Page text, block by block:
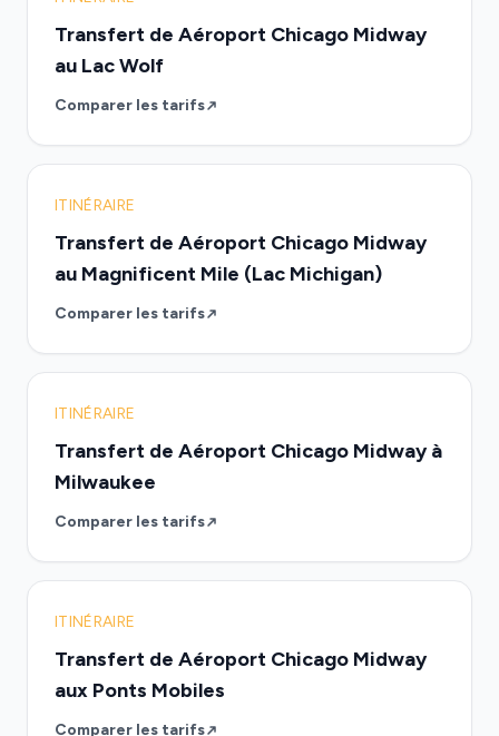
Transfert de Aéroport Chicago Midway
au Lac Wolf
Comparer les tarifs
ITINÉRAIRE
Transfert de Aéroport Chicago Midway
au Magnificent Mile (Lac Michigan)
Comparer les tarifs
ITINÉRAIRE
Transfert de Aéroport Chicago Midway à
Milwaukee
Comparer les tarifs
ITINÉRAIRE
Transfert de Aéroport Chicago Midway
aux Ponts Mobiles
Comparer les tarifs